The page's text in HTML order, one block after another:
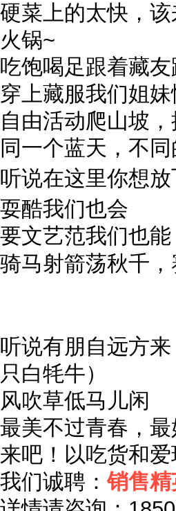
硬菜上的太快，
火锅~
吃饱喝足跟着藏
穿上藏服我们姐
自由活动爬山坡
同一个蓝天，不
听说在这里你想
耍酷我们也会
要文艺范我们也能
骑马射箭荡秋千
听说有朋自远方
只白牦牛）
风吹草低马儿闲
最美不过青春，
来吧！以吃货和
我们诚聘：销售